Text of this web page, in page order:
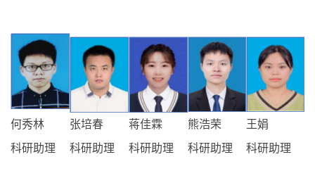
何秀林
科研助理
张培春
科研助理
蒋佳霖
科研助理
熊浩荣
科研助理
王娟
科研助理